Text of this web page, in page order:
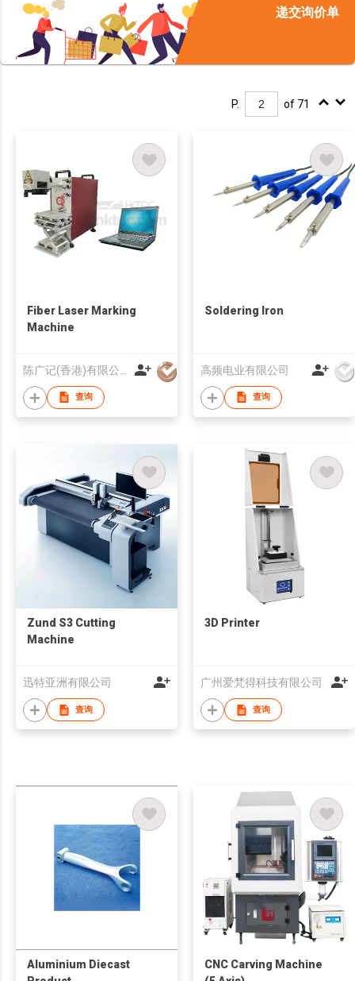
递交询价单
P. of 71
Fiber Laser Marking
Machine
查询
Soldering Iron
高频电业有限公司
查询
Zund S3 Cutting
Machine
迅特亚洲有限公司
查询
3D Printer
广州爱梵得科技有限公司
查询
Aluminium Diecast
CNC Carving Machine